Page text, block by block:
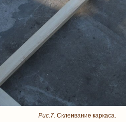
Рис.7. Склеивание каркаса.